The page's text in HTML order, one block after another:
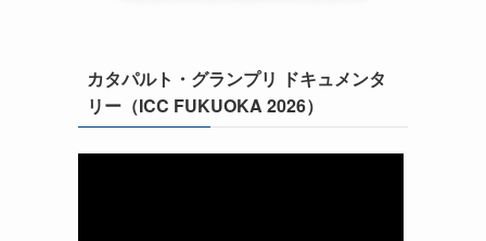
カタパルト・グランプリ ドキュメンタ
リー（ICC FUKUOKA 2026）